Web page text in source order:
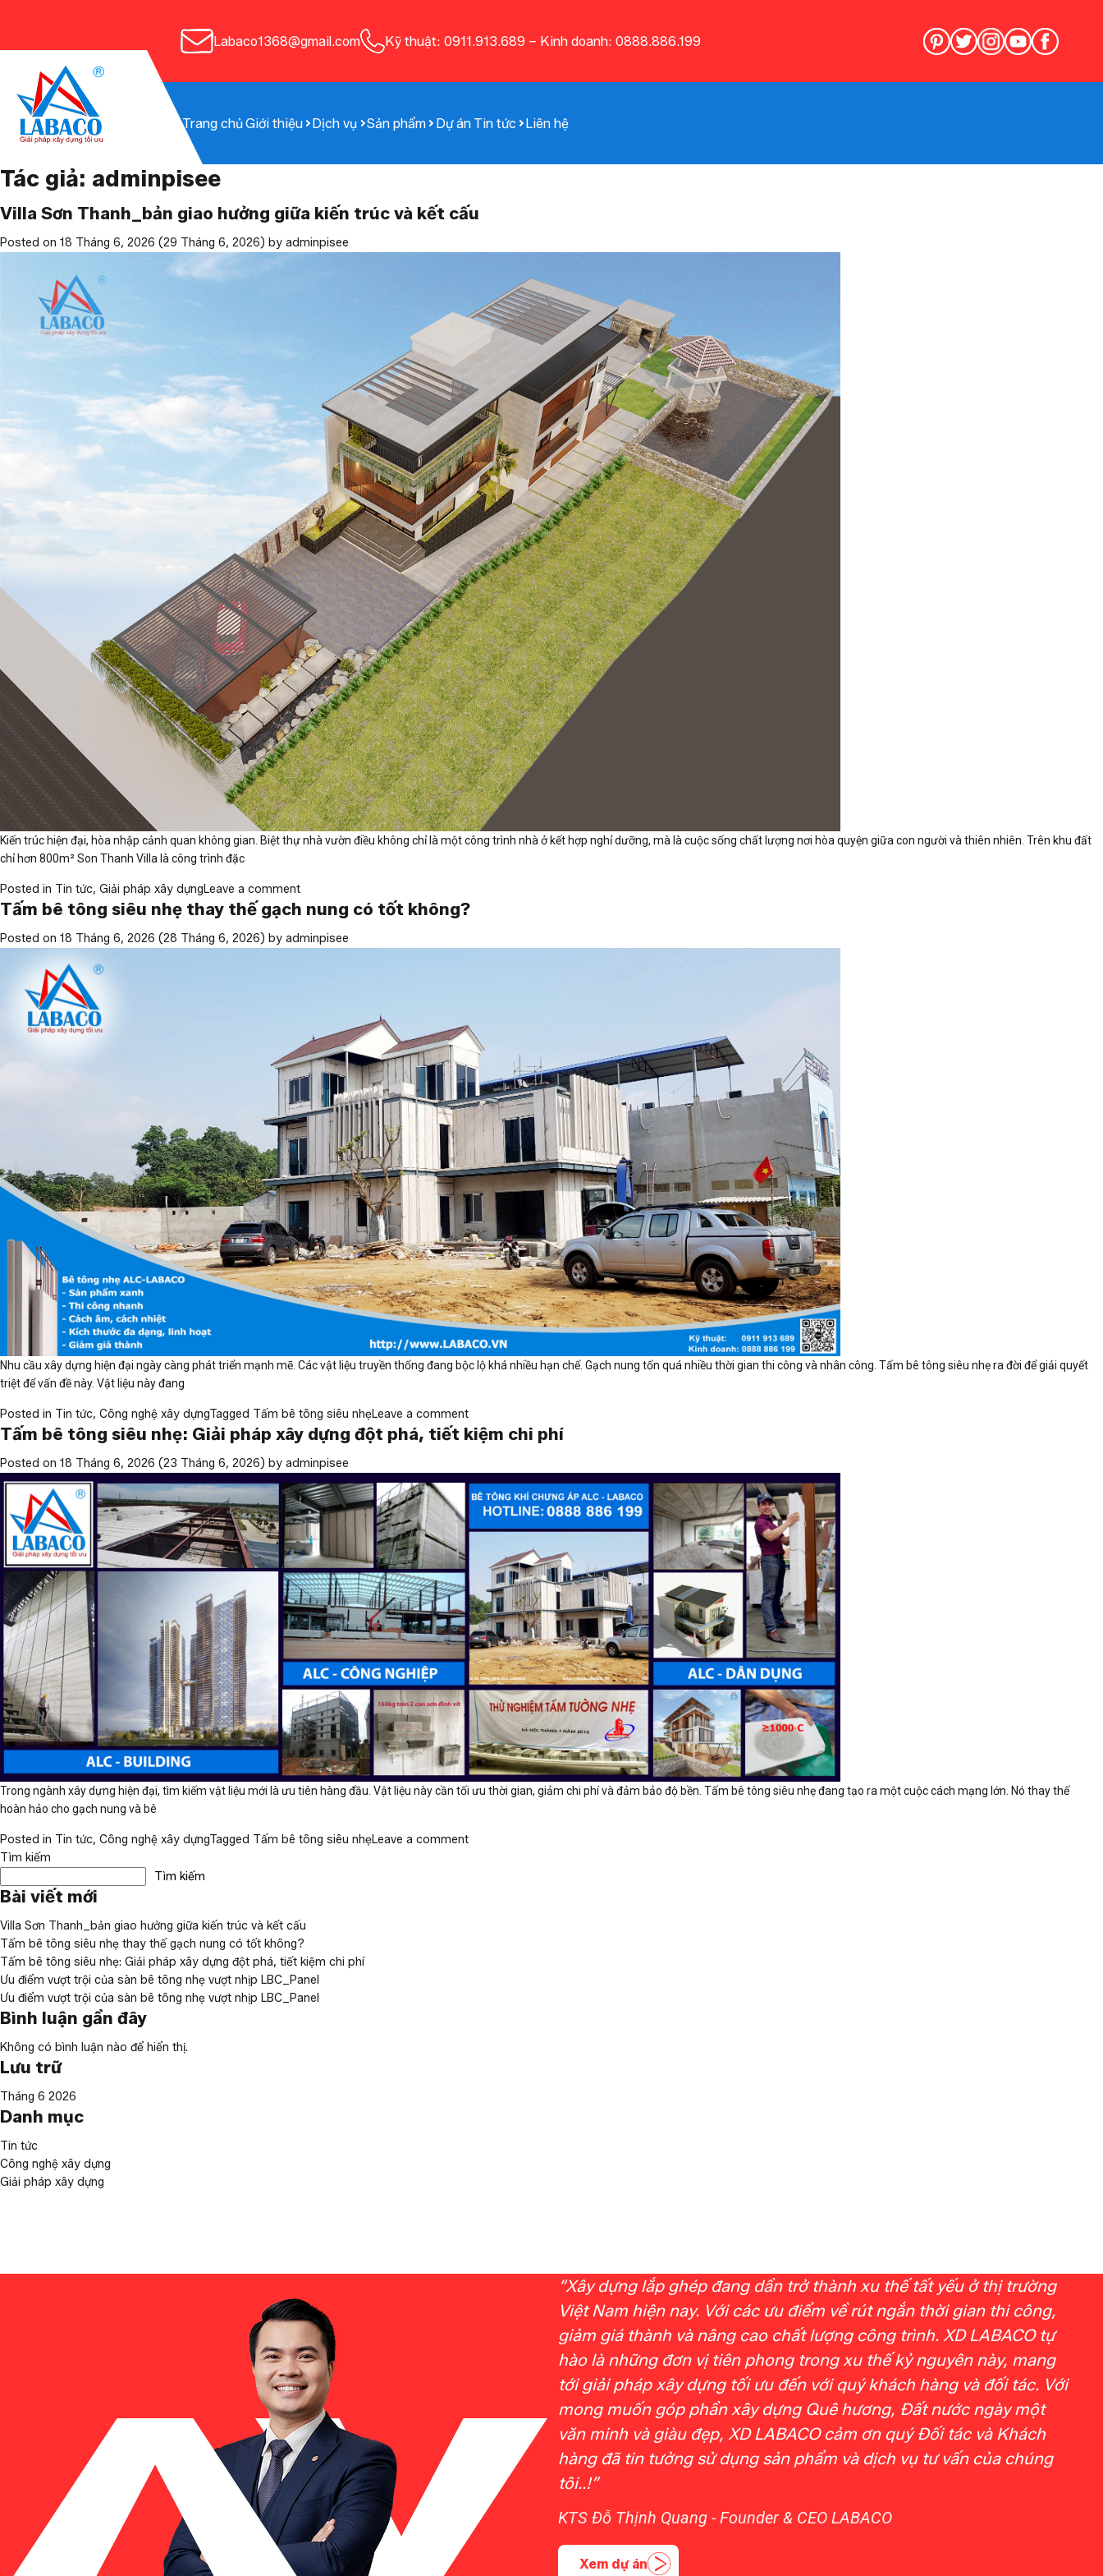
Labaco1368@gmail.com Kỹ thuật: 0911.913.689 – Kinh doanh: 0888.886.199
Trang chủGiới thiệu Dịch vụ Sản phẩm Dự án Tin tức Liên hệ
Tác giả: adminpisee
Villa Sơn Thanh_bản giao hưởng giữa kiến trúc và kết cấu
Posted on 18 Tháng 6, 2026 (29 Tháng 6, 2026) by adminpisee
Kiến trúc hiện đại, hòa nhập cảnh quan không gian. Biệt thự nhà vườn điều không chỉ là một công trình nhà ở kết hợp nghỉ dưỡng, mà là cuộc sống chất lượng nơi hòa quyện giữa con người và thiên nhiên. Trên khu đất
chỉ hơn 800m² Son Thanh Villa là công trình đặc
Posted in Tin tức, Giải pháp xây dựngLeave a comment
Tấm bê tông siêu nhẹ thay thế gạch nung có tốt không?
Posted on 18 Tháng 6, 2026 (28 Tháng 6, 2026) by adminpisee
Nhu cầu xây dựng hiện đại ngày càng phát triển mạnh mẽ. Các vật liệu truyền thống đang bộc lộ khá nhiều hạn chế. Gạch nung tốn quá nhiều thời gian thi công và nhân công. Tấm bê tông siêu nhẹ ra đời để giải quyết
triệt để vấn đề này. Vật liệu này đang
Posted in Tin tức, Công nghệ xây dựngTagged Tấm bê tông siêu nhẹLeave a comment
Tấm bê tông siêu nhẹ: Giải pháp xây dựng đột phá, tiết kiệm chi phí
Posted on 18 Tháng 6, 2026 (23 Tháng 6, 2026) by adminpisee
Trong ngành xây dựng hiện đại, tìm kiếm vật liệu mới là ưu tiên hàng đầu. Vật liệu này cần tối ưu thời gian, giảm chi phí và đảm bảo độ bền. Tấm bê tông siêu nhẹ đang tạo ra một cuộc cách mạng lớn. Nó thay thế
hoàn hảo cho gạch nung và bê
Posted in Tin tức, Công nghệ xây dựngTagged Tấm bê tông siêu nhẹLeave a comment
Tìm kiếm
Tìm kiếm
Bài viết mới
Villa Sơn Thanh_bản giao hưởng giữa kiến trúc và kết cấu
Tấm bê tông siêu nhẹ thay thế gạch nung có tốt không?
Tấm bê tông siêu nhẹ: Giải pháp xây dựng đột phá, tiết kiệm chi phí
Ưu điểm vượt trội của sàn bê tông nhẹ vượt nhịp LBC_Panel
Ưu điểm vượt trội của sàn bê tông nhẹ vượt nhịp LBC_Panel
Bình luận gần đây
Không có bình luận nào để hiển thị.
Lưu trữ
Tháng 6 2026
Danh mục
Tin tức
Công nghệ xây dựng
Giải pháp xây dựng
“Xây dựng lắp ghép đang dần trở thành xu thế tất yếu ở thị trường
Việt Nam hiện nay. Với các ưu điểm về rút ngắn thời gian thi công,
giảm giá thành và nâng cao chất lượng công trình. XD LABACO tự
hào là những đơn vị tiên phong trong xu thế kỷ nguyên này, mang
tới giải pháp xây dựng tối ưu đến với quý khách hàng và đối tác. Với
mong muốn góp phần xây dựng Quê hương, Đất nước ngày một
văn minh và giàu đẹp, XD LABACO cảm ơn quý Đối tác và Khách
hàng đã tin tưởng sử dụng sản phẩm và dịch vụ tư vấn của chúng
tôi..!”
KTS Đỗ Thịnh Quang - Founder & CEO LABACO
Xem dự án